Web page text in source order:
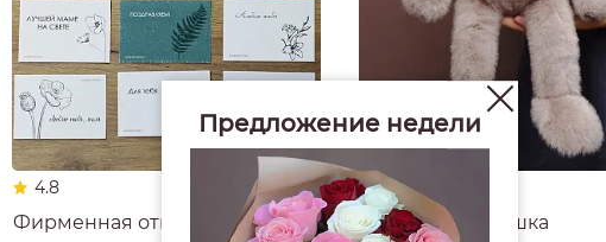
4.8 #1779
Фирменная открытка Makilove
4.8
Мишка
Предложение недели